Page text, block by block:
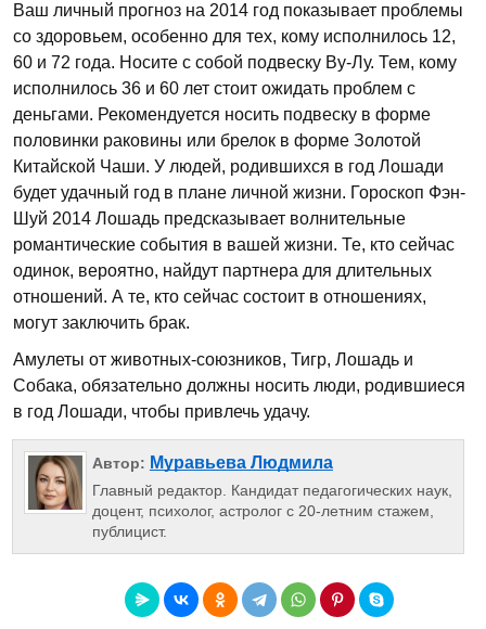
Ваш личный прогноз на 2014 год показывает проблемы
со здоровьем, особенно для тех, кому исполнилось 12,
60 и 72 года. Носите с собой подвеску Ву-Лу. Тем, кому
исполнилось 36 и 60 лет стоит ожидать проблем с
деньгами. Рекомендуется носить подвеску в форме
половинки раковины или брелок в форме Золотой
Китайской Чаши. У людей, родившихся в год Лошади
будет удачный год в плане личной жизни. Гороскоп Фэн-
Шуй 2014 Лошадь предсказывает волнительные
романтические события в вашей жизни. Те, кто сейчас
одинок, вероятно, найдут партнера для длительных
отношений. А те, кто сейчас состоит в отношениях,
могут заключить брак.
Амулеты от животных-союзников, Тигр, Лошадь и
Собака, обязательно должны носить люди, родившиеся
в год Лошади, чтобы привлечь удачу.
Автор: Муравьева Людмила
Главный редактор. Кандидат педагогических наук,
доцент, психолог, астролог с 20-летним стажем,
публицист.